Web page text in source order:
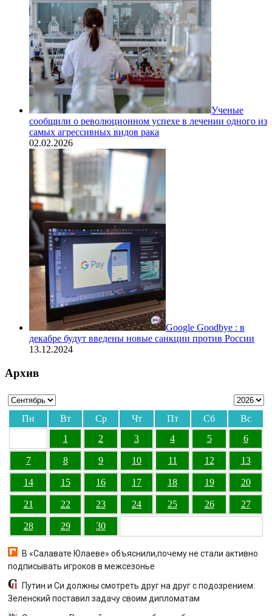
Ученые
сообщили о революционном успехе в лечении одного из
самых агрессивных видов рака
02.02.2026
Google Goodbye : в
декабре будут введены новые санкции против России
13.12.2024
Архив
Пн Вт Ср Чт Пт Сб
Вс
1
2 3 4 5 6
7 8 9 10 11 12 13
14 15 16 17 18 19 20
21 22 23 24 25 26 27
28 29 30
В «Салавате Юлаеве» объяснили,почему не стали активно
подписывать игроков в межсезонье
Путин и Си должны смотреть друг на друг с подозрением:
Зеленский поставил задачу своим дипломатам